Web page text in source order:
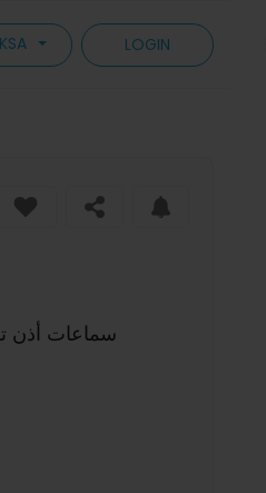
KSA LOGIN
سماعات أذن